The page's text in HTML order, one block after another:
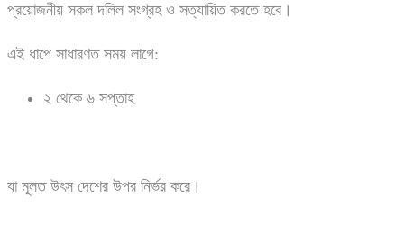
প্রয়োজনীয় সকল দলিল সংগ্রহ ও সত্যায়িত করতে হবে।
এই ধাপে সাধারণত সময় লাগে:
২ থেকে ৬ সপ্তাহ
যা মূলত উৎস দেশের উপর নির্ভর করে।